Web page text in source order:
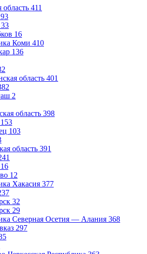
область 411
33
16
Коми 410
136
область 401
2
область 398
153
103
область 391
16
12
Хакасия 377
32
29
Северная Осетия — Алания 368
297